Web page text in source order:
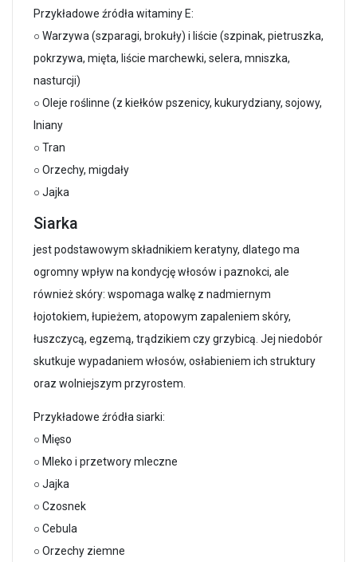
Przykładowe źródła witaminy E:
○ Warzywa (szparagi, brokuły) i liście (szpinak, pietruszka,
pokrzywa, mięta, liście marchewki, selera, mniszka,
nasturcji)
○ Oleje roślinne (z kiełków pszenicy, kukurydziany, sojowy,
lniany
○ Tran
○ Orzechy, migdały
○ Jajka
Siarka
jest podstawowym składnikiem keratyny, dlatego ma
ogromny wpływ na kondycję włosów i paznokci, ale
również skóry: wspomaga walkę z nadmiernym
łojotokiem, łupieżem, atopowym zapaleniem skóry,
łuszczycą, egzemą, trądzikiem czy grzybicą. Jej niedobór
skutkuje wypadaniem włosów, osłabieniem ich struktury
oraz wolniejszym przyrostem.
Przykładowe źródła siarki:
○ Mięso
○ Mleko i przetwory mleczne
○ Jajka
○ Czosnek
○ Cebula
○ Orzechy ziemne